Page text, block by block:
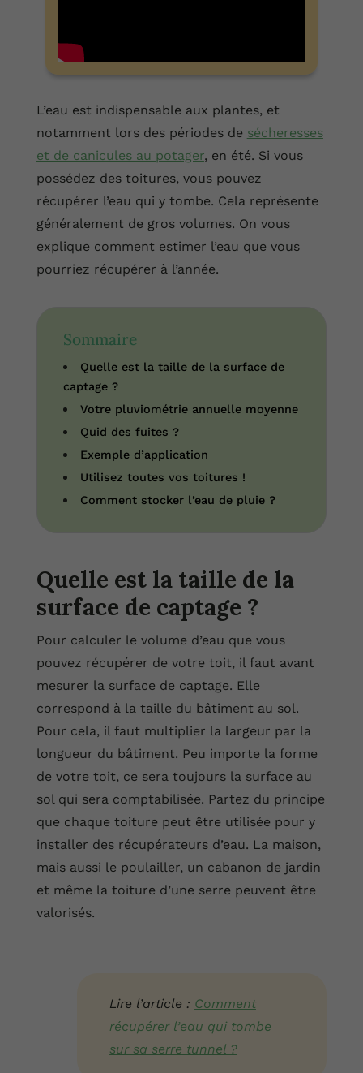
L’eau est indispensable aux plantes, et
notamment lors des périodes de sécheresses
et de canicules au potager, en été. Si vous
possédez des toitures, vous pouvez
récupérer l’eau qui y tombe. Cela représente
généralement de gros volumes. On vous
explique comment estimer l’eau que vous
pourriez récupérer à l’année.
Sommaire
Quelle est la taille de la surface de
captage ?
Votre pluviométrie annuelle moyenne
Quid des fuites ?
Exemple d’application
Utilisez toutes vos toitures !
Comment stocker l’eau de pluie ?
Quelle est la taille de la
surface de captage ?
Pour calculer le volume d’eau que vous
pouvez récupérer de votre toit, il faut avant
mesurer la surface de captage. Elle
correspond à la taille du bâtiment au sol.
Pour cela, il faut multiplier la largeur par la
longueur du bâtiment. Peu importe la forme
de votre toit, ce sera toujours la surface au
sol qui sera comptabilisée. Partez du principe
que chaque toiture peut être utilisée pour y
installer des récupérateurs d’eau. La maison,
mais aussi le poulailler, un cabanon de jardin
et même la toiture d’une serre peuvent être
valorisés.
Lire l’article : Comment
récupérer l’eau qui tombe
sur sa serre tunnel ?